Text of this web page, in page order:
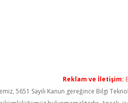
Reklam ve İletişim:
5651 Sayılı Kanun gereğince Bilgi